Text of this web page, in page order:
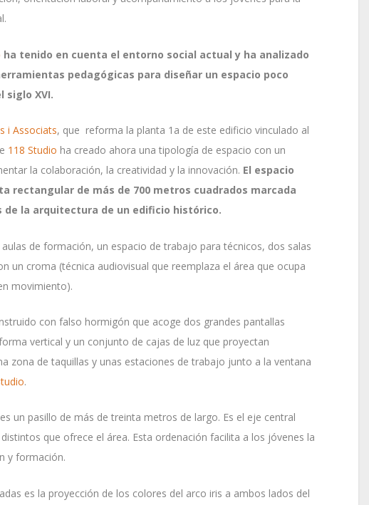
ha tenido en cuenta el entorno social actual y ha analizado
pedagógicas para diseñar un espacio poco
siglo XVI.
i Associats, que reforma la planta 1a de este edificio vinculado al
118 Studio ha creado ahora una tipología de espacio con un
la colaboración, la creatividad y la innovación. El espacio
rectangular de más de 700 metros cuadrados marcada
de la arquitectura de un edificio histórico.
de formación, un espacio de trabajo para técnicos, dos salas
un croma (técnica audiovisual que reemplaza el área que ocupa
movimiento).
con falso hormigón que acoge dos grandes pantallas
vertical y un conjunto de cajas de luz que proyectan
zona de taquillas y unas estaciones de trabajo junto a la ventana
.
un pasillo de más de treinta metros de largo. Es el eje central
que ofrece el área. Esta ordenación facilita a los jóvenes la
y formación.
es la proyección de los colores del arco iris a ambos lados del